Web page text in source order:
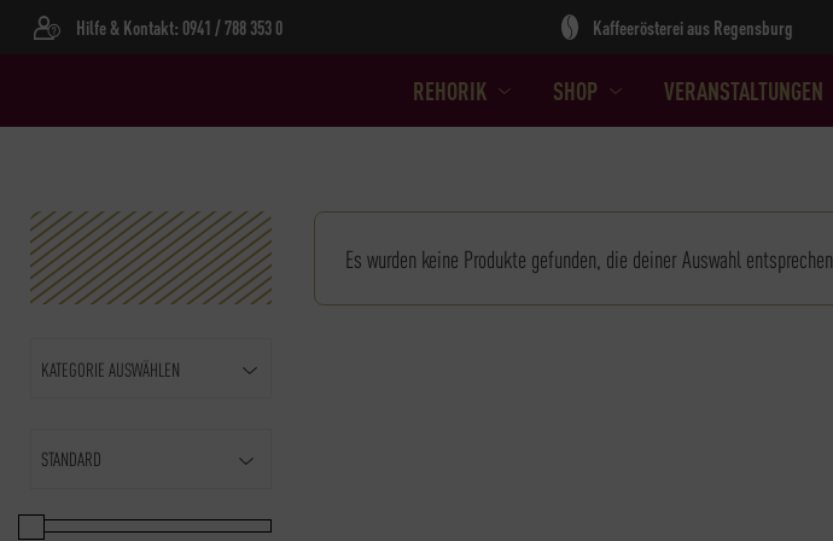
REHORIK SHOP VERANSTALTUNGEN
Hilfe & Kontakt: 0941 / 788 353 0 Kaffeerösterei aus Regensburg
Es wurden keine Produkte gefunden, die deiner Auswahl entsprechen.
KATEGORIE AUSWÄHLEN